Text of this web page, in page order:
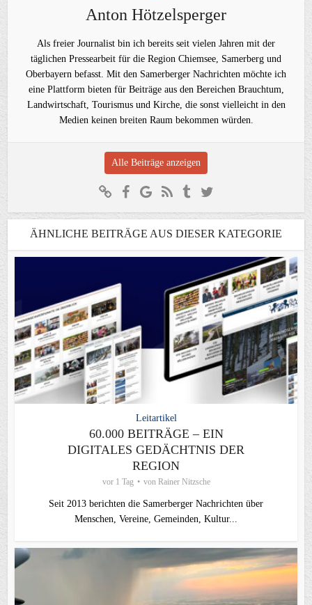
Anton Hötzelsperger
Als freier Journalist bin ich bereits seit vielen Jahren mit der
täglichen Pressearbeit für die Region Chiemsee, Samerberg und
Oberbayern befasst. Mit den Samerberger Nachrichten möchte ich
eine Plattform bieten für Beiträge aus den Bereichen Brauchtum,
Landwirtschaft, Tourismus und Kirche, die sonst vielleicht in den
Medien keinen breiten Raum bekommen würden.
Alle Beiträge anzeigen
ÄHNLICHE BEITRÄGE AUS DIESER KATEGORIE
Leitartikel
60.000 BEITRÄGE – EIN
DIGITALES GEDÄCHTNIS DER
REGION
vor 1 Tag von Rainer Nitzsche
Seit 2013 berichten die Samerberger Nachrichten über
Menschen, Vereine, Gemeinden, Kultur...